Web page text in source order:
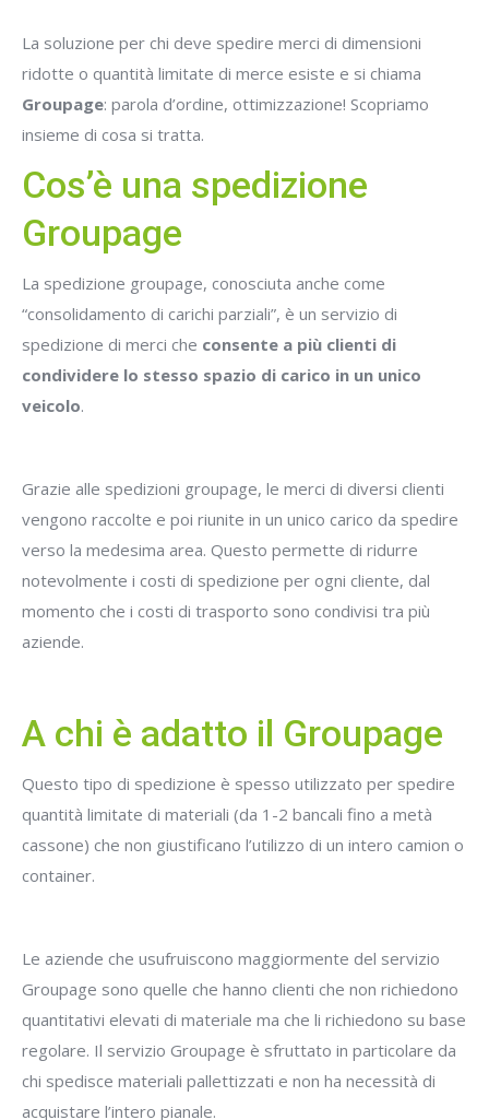
La soluzione per chi deve spedire merci di dimensioni
ridotte o quantità limitate di merce esiste e si chiama
Groupage: parola d’ordine, ottimizzazione! Scopriamo
insieme di cosa si tratta.
Cos’è una spedizione
Groupage
La spedizione groupage, conosciuta anche come
“consolidamento di carichi parziali”, è un servizio di
spedizione di merci che consente a più clienti di
condividere lo stesso spazio di carico in un unico
veicolo.
Grazie alle spedizioni groupage, le merci di diversi clienti
vengono raccolte e poi riunite in un unico carico da spedire
verso la medesima area. Questo permette di ridurre
notevolmente i costi di spedizione per ogni cliente, dal
momento che i costi di trasporto sono condivisi tra più
aziende.
A chi è adatto il Groupage
Questo tipo di spedizione è spesso utilizzato per spedire
quantità limitate di materiali (da 1-2 bancali fino a metà
cassone) che non giustificano l’utilizzo di un intero camion o
container.
Le aziende che usufruiscono maggiormente del servizio
Groupage sono quelle che hanno clienti che non richiedono
quantitativi elevati di materiale ma che li richiedono su base
regolare. Il servizio Groupage è sfruttato in particolare da
chi spedisce materiali pallettizzati e non ha necessità di
acquistare l’intero pianale.